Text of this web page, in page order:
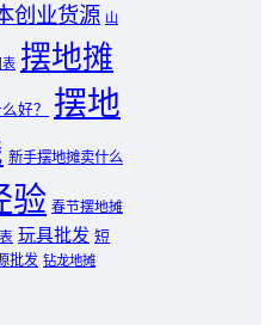
创业货源 山
表 摆地摊
好？
摆地
新手摆地摊卖什么
验 春节摆地摊
玩具批发 短
批发 钻龙地摊